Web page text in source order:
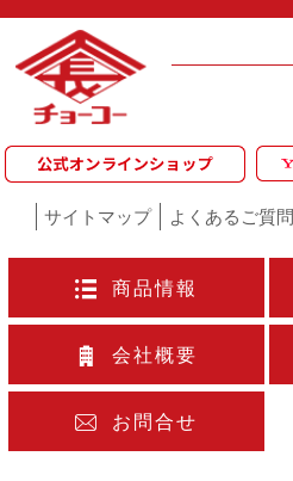
サイトマップ よくあるご質問
商品情報
会社概要
お問合せ